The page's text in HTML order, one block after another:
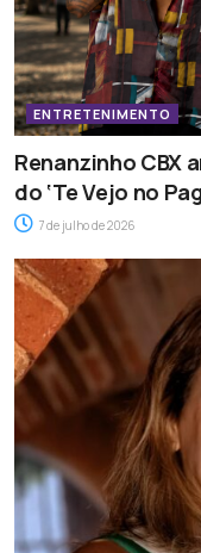
ENTRETENIMENTO
Renanzinho CBX
do ‘Te Vejo no
7 de julho de 2026